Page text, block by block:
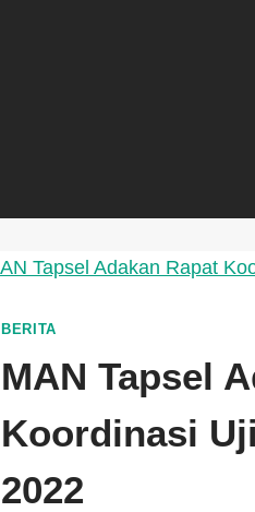
BERITA
MAN Tapsel
Koordinasi
2022